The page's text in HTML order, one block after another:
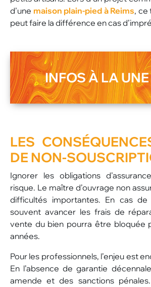
d’une maison plain-pied à Reims, ce
peut faire la différence en cas
INFOS À LA UNE
LES
DE NON-
Ignorer les obligations
risque. Le maître d’ouvrage non
difficultés importantes. En cas
souvent avancer les frais de
vente du bien pourra être bloquée
années.
Pour les professionnels, l’enjeu est
En l’absence de garantie
amende et des sanctions